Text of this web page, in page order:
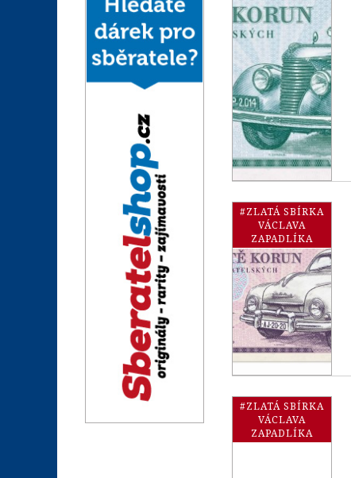
#ZLATÁ SBÍRKA
VÁCLAVA
ZAPADLÍKA
#ZLATÁ SBÍRKA
VÁCLAVA
ZAPADLÍKA